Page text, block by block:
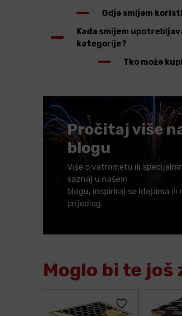
Gdje smijem
Kada smijem
kategorije?
Tko može
Pročitaj više
blogu
Više o vatrometu ili
saznaj u našem
blogu, inspiriraj se idejama ili
prijedlog.
Moglo bi te još